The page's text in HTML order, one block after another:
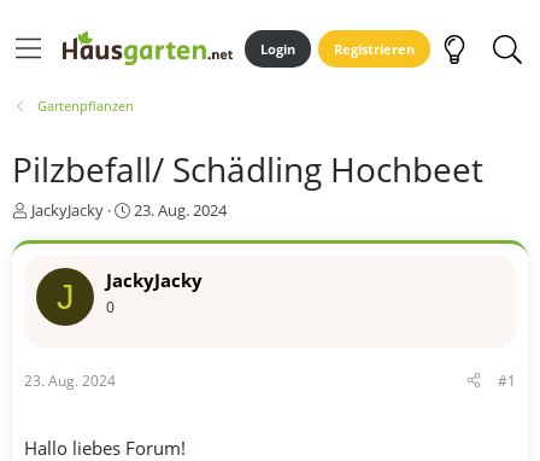
Login Registrieren
Gartenpflanzen
Pilzbefall/ Schädling Hochbeet
E
e
r
JackyJacky
E
t
23. Aug. 2024
J JackyJacky
0
23. Aug. 2024 #1
Hallo liebes Forum!